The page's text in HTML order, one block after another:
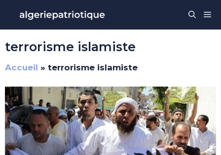
contenu
terrorisme islamiste
Accueil » terrorisme islamiste